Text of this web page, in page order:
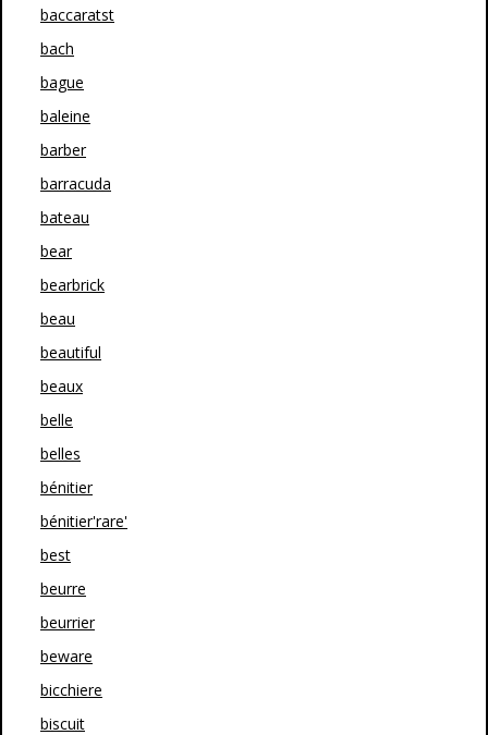
baccaratst
bach
bague
baleine
barber
barracuda
bateau
bear
bearbrick
beau
beautiful
beaux
belle
belles
bénitier
bénitier'rare'
best
beurre
beurrier
beware
bicchiere
biscuit